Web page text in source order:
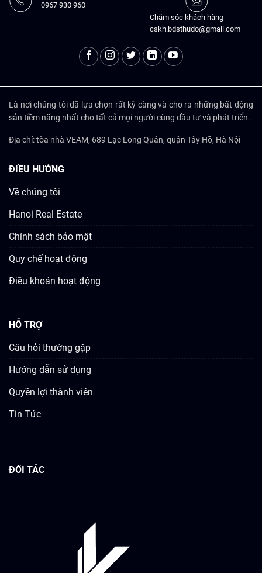
0967 930 960
Chăm sóc khách hàng
cskh.bdsthudo@gmail.com
Là nơi chúng tôi đã lựa chọn rất kỹ càng và cho ra những bất động
sản tiềm năng nhất cho tất cả mọi người cùng đầu tư và phát triển.
Địa chỉ: tòa nhà VEAM, 689 Lạc Long Quân, quận Tây Hồ, Hà Nội
ĐIỀU HƯỚNG
Về chúng tôi
Hanoi Real Estate
Chính sách bảo mật
Quy chế hoạt động
Điều khoản hoạt động
HỖ TRỢ
Câu hỏi thường gặp
Hướng dẫn sử dụng
Quyền lợi thành viên
Tin Tức
ĐỐI TÁC